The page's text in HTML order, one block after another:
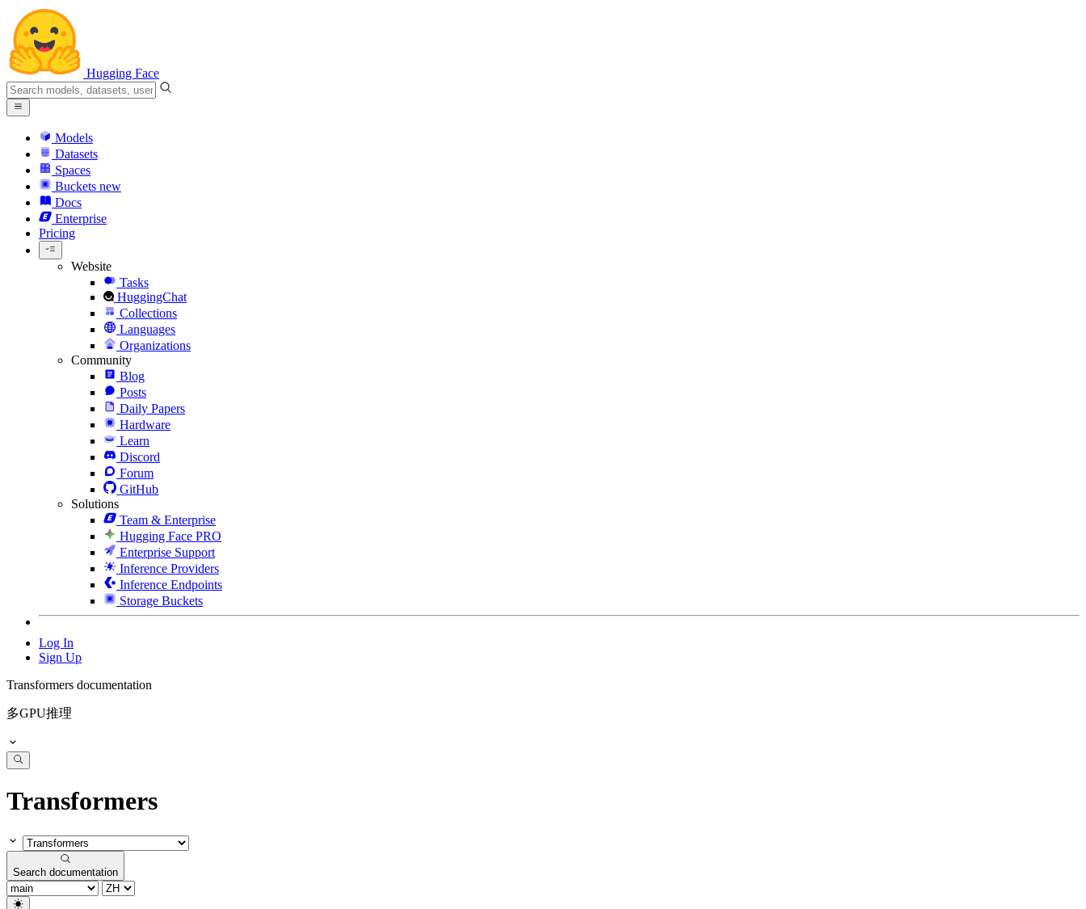
Hugging Face
Models
Datasets
Spaces
Buckets new
Docs
Enterprise
Pricing
Website
Tasks
HuggingChat
Collections
Languages
Organizations
Community
Blog
Posts
Daily Papers
Hardware
Learn
Discord
Forum
GitHub
Solutions
Team & Enterprise
Hugging Face PRO
Enterprise Support
Inference Providers
Inference Endpoints
Storage Buckets
Log In
Sign Up
Transformers documentation
多GPU推理
Transformers
Search documentation